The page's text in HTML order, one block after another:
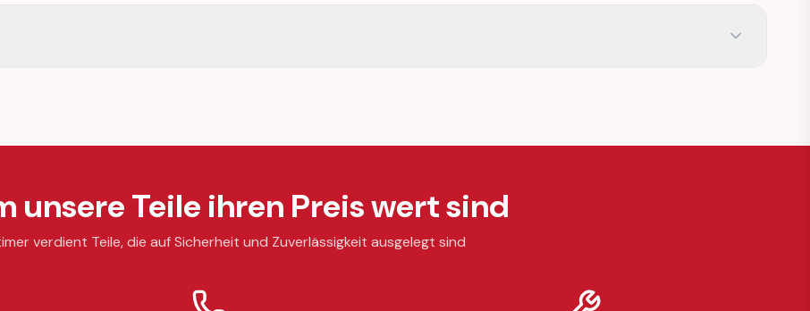
unsere Teile ihren Preis wert sind
verdient Teile, die auf Sicherheit und Zuverlässigkeit ausgelegt sind